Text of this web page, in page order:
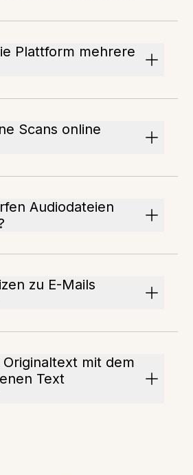
Plattform mehrere
Scans online
Audiodateien
zu E-Mails
mit dem
Text